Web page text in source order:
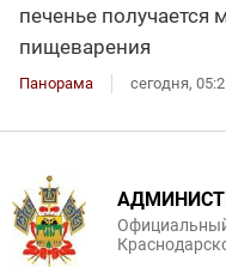
печенье
пищеварения
Панорама сегодня,